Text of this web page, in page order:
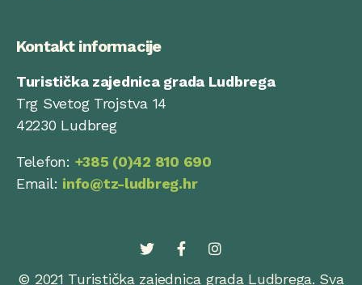
Kontakt informacije
Turistička zajednica grada Ludbrega
Trg Svetog Trojstva 14
42230 Ludbreg
Telefon: +385 (0)42 810 690
Email: info@tz-ludbreg.hr
© 2021 Turistička zajednica grada Ludbrega. Sva